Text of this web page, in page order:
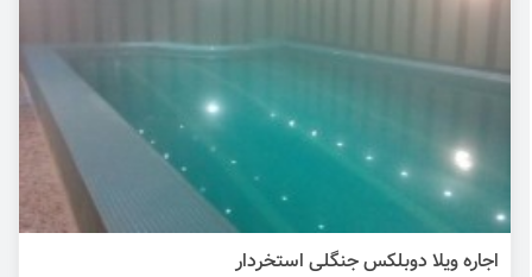
اجاره ویلا دوبلکس جنگلی استخردار